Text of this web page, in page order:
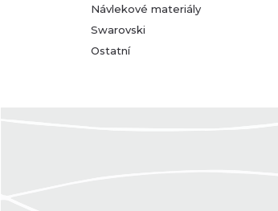
Návlekové materiály
Swarovski
Ostatní